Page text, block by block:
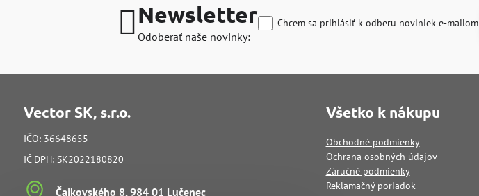
Newsletter
Odoberať naše novinky:
Chcem sa prihlásiť k odberu noviniek e-mailom
Vector SK, s.r.o.
IČO: 36648655
IČ DPH: SK2022180820
Čajkovského 8, 984 01 Lučenec
Všetko k nákupu
Obchodné podmienky
Ochrana osobných údajov
Záručné podmienky
Reklamačný poriadok